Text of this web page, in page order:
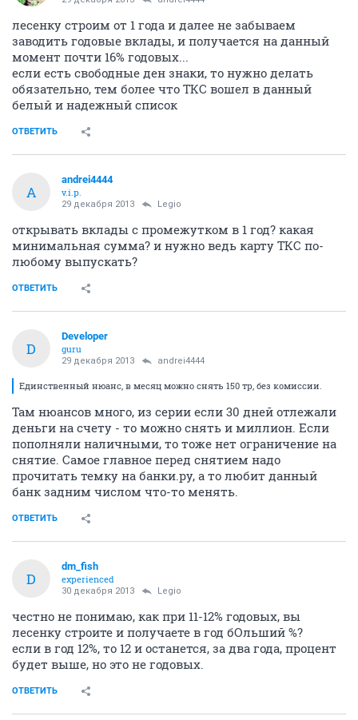
лесенку строим от 1 года и далее не забываем
заводить годовые вклады, и получается на данный
момент почти 16% годовых...
если есть свободные ден знаки, то нужно делать
обязательно, тем более что ТКС вошел в данный
белый и надежный список
ОТВЕТИТЬ
A
andrei4444
v.i.p.
29 декабря 2013 Legio
открывать вклады с промежутком в 1 год? какая
минимальная сумма? и нужно ведь карту ТКС по-
любому выпускать?
ОТВЕТИТЬ
D
Developer
guru
29 декабря 2013 andrei4444
Единственный нюанс, в месяц можно снять 150 тр, без комиссии.
Там нюансов много, из серии если 30 дней отлежали
деньги на счету - то можно снять и миллион. Если
пополняли наличными, то тоже нет ограничение на
снятие. Самое главное перед снятием надо
прочитать темку на банки.ру, а то любит данный
банк задним числом что-то менять.
ОТВЕТИТЬ
D
dm_fish
experienced
30 декабря 2013 Legio
честно не понимаю, как при 11-12% годовых, вы
лесенку строите и получаете в год бОльший %?
если в год 12%, то 12 и останется, за два года, процент
будет выше, но это не годовых.
ОТВЕТИТЬ